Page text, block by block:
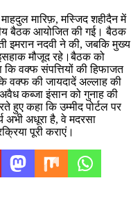
मारिफ़, मस्जिद शहीदैन में
बैठक आयोजित की गई। बैठक
इमरान नदवी ने की, जबकि मुख्य
मौजूद रहे।बैठक को
कि वक्फ संपत्तियों की हिफाजत
वक्फ की जायदादें अल्लाह की
कब्जा इंसान को गुनाह की
हुए कहा कि उम्मीद पोर्टल पर
अभी अधूरा है, वे मदरसा
पूरी कराएं।